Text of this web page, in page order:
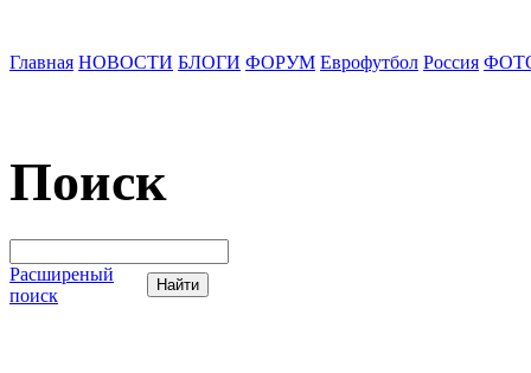
Главная НОВОСТИ БЛОГИ ФОРУМ Еврофутбол Россия
Поиск
Расширеный
поиск